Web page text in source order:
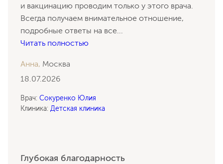
и вакцинацию проводим только у этого врача.
Всегда получаем внимательное отношение,
подробные ответы на все...
Читать полностью
Анна, Москва
18.07.2026
Врач: Сокуренко Юлия
Клиника: Детская клиника
Глубокая благодарность